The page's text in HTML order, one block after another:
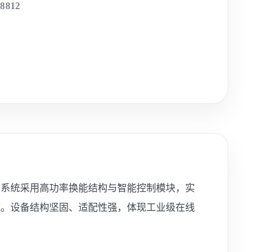
统采用高功率换能结构与智能控制模块，实
设备结构坚固、适配性强，体现工业级在线